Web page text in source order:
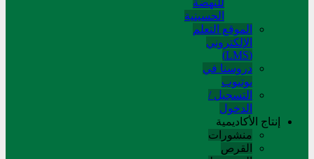
للنهضة
الحسینیة
الموقع التعلم
الإلکتروني
(LMS)
دروسنا في
يوتيوب
التسجيل /
الدخول
إنتاج الأكاديمية
منشورات
القرص